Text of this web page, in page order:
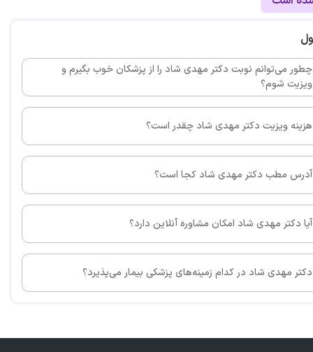
ممنونم آقای دکتر برای تشخیص خوبتون برای فرزندم
این پزشک را پیشنهاد می کنم
عمومی با توانائی تشخیص واقعاً عالی
این پزشک را پیشنهاد می کنم
از پزشک عزیز مشهدی مایه افتخار وسربلندی
چطور می‌توانم نوبت دکتر مهدی شاد را از پزشکان خوب بگیرم و
ویزیت شوم؟
هزینه ویزیت دکتر مهدی شاد چقدر است؟
آدرس مطب دکتر مهدی شاد کجا است؟
آیا دکتر مهدی شاد امکان مشاوره آنلاین دارد؟
دکتر مهدی شاد در کدام زمینه‌های پزشکی بیمار می‌پذیرد؟